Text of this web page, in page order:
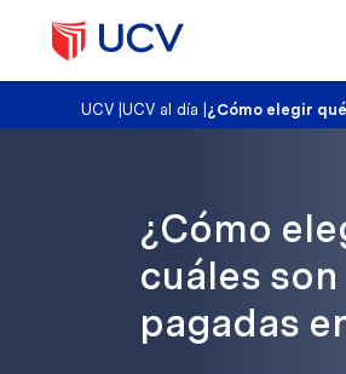
UCV |UCV al día ¿Cómo elegir
¿Cómo
cuáles
pagadas